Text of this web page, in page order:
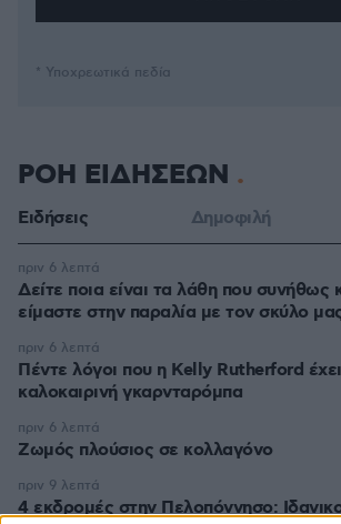
* Υποχρεωτικά πεδία
ΡΟΗ ΕΙΔΗΣΕΩΝ
Ειδήσεις Δημοφιλή
Δείτε ποια είναι τα λάθη που συνήθως
είμαστε στην παραλία με τον σκύλο
πριν 6 λεπτά
Πέντε λόγοι που η Kelly Rutherford
καλοκαιρινή γκαρνταρόμπα
πριν 6 λεπτά
Ζωμός πλούσιος σε κολλαγόνο
πριν 6 λεπτά
4 εκδρομές στην Πελοπόννησο:
πριν 9 λεπτά